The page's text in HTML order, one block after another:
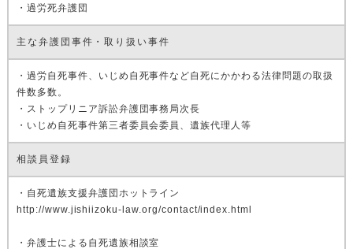
・過労死弁護団
主な弁護団事件・取り扱い事件
・過労自死事件、いじめ自死事件など自死にかかわる法律問題の取扱
件数多数。
・ストップリニア訴訟弁護団事務局次長
・いじめ自死事件第三者委員会委員、遺族代理人等
相談員登録
・自死遺族支援弁護団ホットライン
http://www.jishiizoku-law.org/contact/index.html
・弁護士による自死遺族相談室